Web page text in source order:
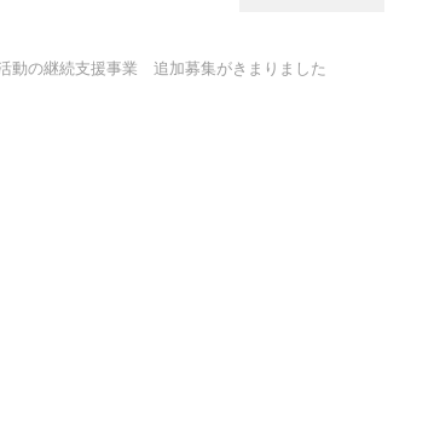
動の継続支援事業 追加募集がきまりました